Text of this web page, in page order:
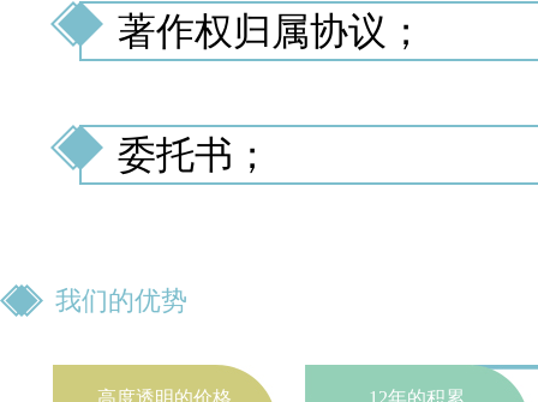
著作权归属协议；
委托书；
我们的优势
高度透明的价格 12年的积累